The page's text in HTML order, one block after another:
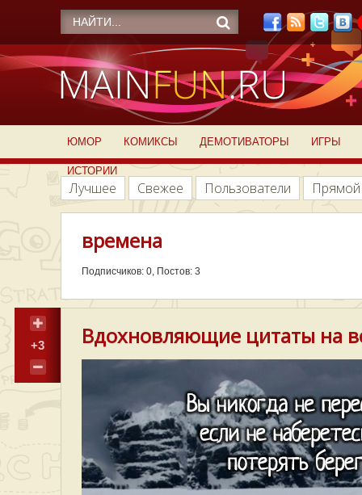
ЮМОР КОМИКСЫ ДЕМОТИВАТОРЫ ИГРЫ
ИСТОРИИ
Лучшее Свежее Пользователи
времена
Подписчиков: 0, Постов: 3
+3 Вдохновляющие цитаты на